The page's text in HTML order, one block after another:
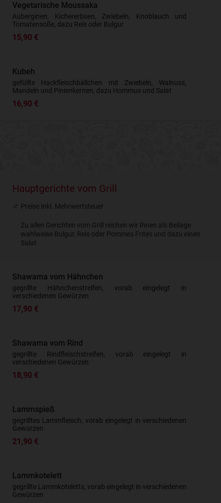
Vegetarische Moussaka
Auberginen, Kichererbsen, Zwiebeln, Knoblauch und
Tomatensoße, dazu Reis oder Bulgur
15,90 €
Kubeh
gefüllte Hackfleischbällchen mit Zwiebeln, Walnuss,
Mandeln und Pinienkernen, dazu Hommus und Salat
16,90 €
Hauptgerichte vom Grill
Preise inkl. Mehrwertsteuer
Zu allen Gerichten vom Grill reichen wir Ihnen als Beilage
wahlweise Bulgur, Reis oder Pommes Frıtes und dazu einen
Salat
Shawama vom Hähnchen
gegrillte Hähnchenstreifen, vorab eingelegt in
verschiedenen Gewürzen
17,90 €
Shawama vom Rind
gegrillte Rindfleischstreifen, vorab eingelegt in
verschiedenen Gewürzen
18,90 €
Lammspieß
gegrilltes Lammfleisch, vorab eingelegt in verschiedenen
Gewürzen
21,90 €
Lammkotelett
gegrillte Lammkoteletts, vorab eingelegt in verschiedenen
Gewürzen